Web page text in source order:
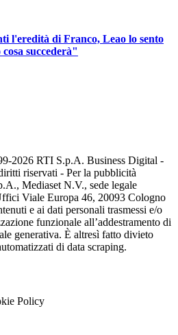
l'eredità di Franco, Leao lo sento
succederà"
2026 RTI S.p.A. Business Digital -
riservati - Per la pubblicità
Mediaset N.V., sede legale
Viale Europa 46, 20093 Cologno
e ai dati personali trasmessi e/o
funzionale all’addestramento di
generativa. È altresì fatto divieto
di data scraping.
Policy